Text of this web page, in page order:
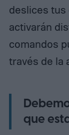
deslices tus
activarán
comandos
través de la
que